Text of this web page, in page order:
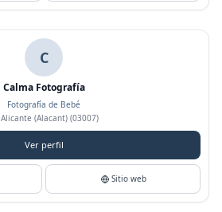
C
Calma Fotografía
Fotografía de Bebé
Alicante (Alacant)(03007)
Ver perfil
Sitio web